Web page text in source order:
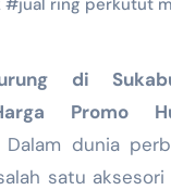
#jual ring perkutut
Promo
dunia
satu